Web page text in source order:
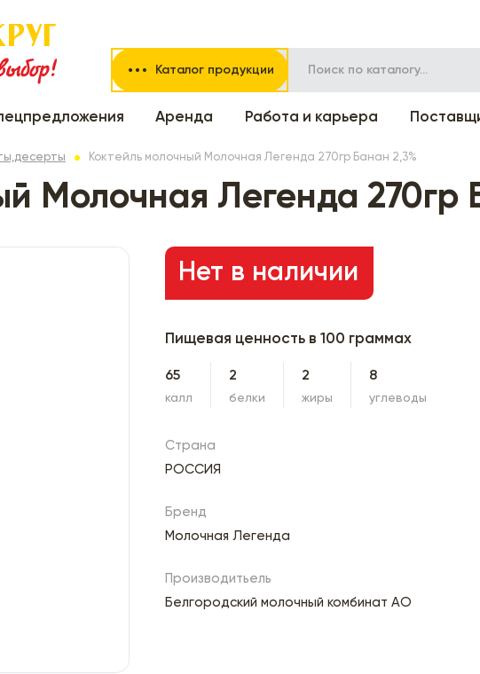
Каталог продукции
Аренда Работа и карьера
Коктейль молочный Молочная Легенда 270гр Банан 2,3%
Молочная Легенда 270гр
Нет в наличии
Пищевая ценность в 100 граммах
65
калл
2
белки
2
жиры
8
углеводы
Страна
РОССИЯ
Бренд
Молочная Легенда
Производитьель
Белгородский молочный комбинат АО